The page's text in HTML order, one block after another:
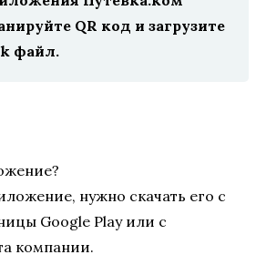
QR код и загрузите
файл.
нужно скачать его с
Google Play или с
компании.